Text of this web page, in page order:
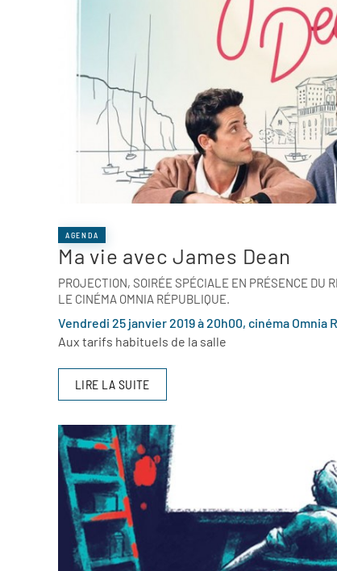
AGENDA
Ma vie avec James Dean
PROJECTION, SOIRÉE SPÉCIALE EN PRÉSENCE DU
LE CINÉMA OMNIA RÉPUBLIQUE.
Vendredi 25 janvier 2019 à 20h00, cinéma Omnia
Aux tarifs habituels de la salle
LIRE LA SUITE